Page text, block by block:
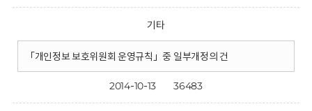
기타
「개인정보 보호위원회 운영규칙」중 일부개정의 건
2014-10-13 36483